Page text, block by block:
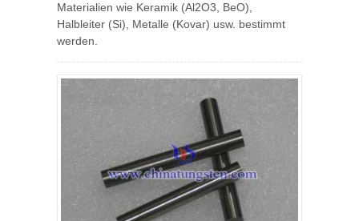
Materialien wie Keramik (Al2O3, BeO),
Halbleiter (Si), Metalle (Kovar) usw. bestimmt
werden.